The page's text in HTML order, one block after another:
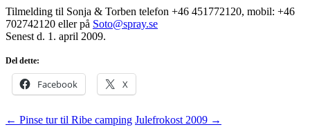
Tilmelding til Sonja & Torben telefon +46 451772120, mobil: +46
702742120 eller på Soto@spray.se
Senest d. 1. april 2009.
Del dette:
Facebook X
Indlægsnavigation
← Pinse tur til Ribe camping Julefrokost 2009 →